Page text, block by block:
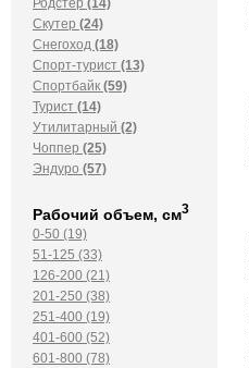
Родстер (14)
Скутер (24)
Снегоход (18)
Спорт-турист (13)
Спортбайк (59)
Турист (14)
Утилитарный (2)
Чоппер (25)
Эндуро (57)
Рабочий объем, см3
0-50 (19)
51-125 (33)
126-200 (21)
201-250 (38)
251-400 (19)
401-600 (52)
601-800 (78)